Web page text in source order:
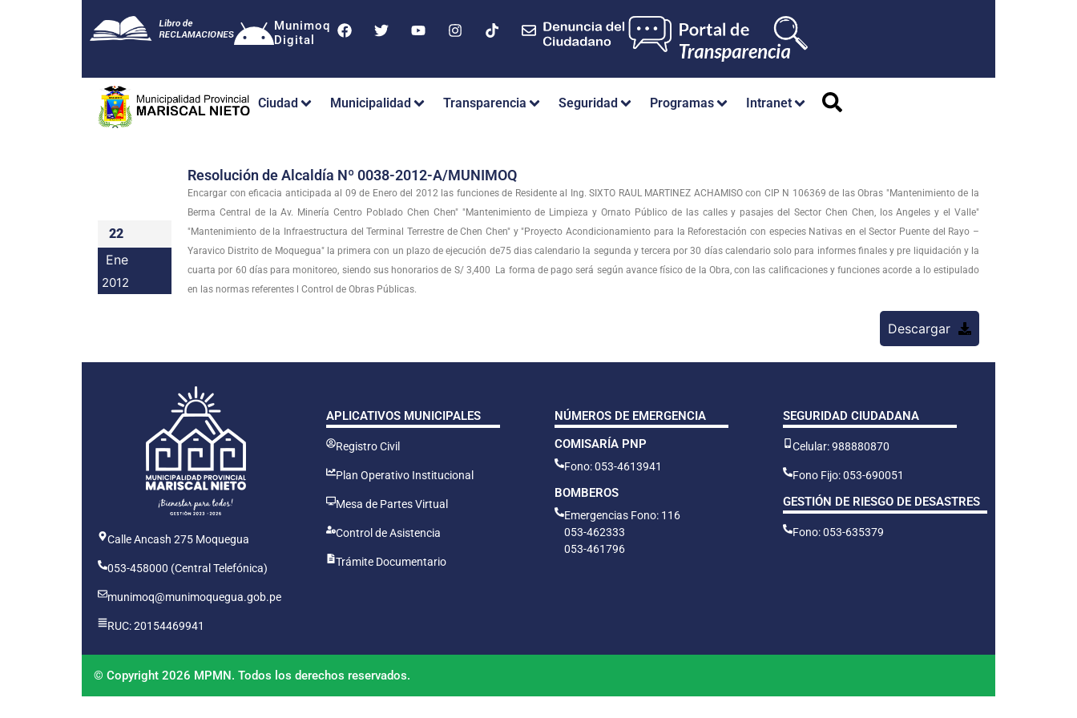
Munimoq
Digital
Ciudad Municipalidad Transparencia Seguridad Programas Intranet
22
Ene
2012
Resolución de Alcaldía Nº 0038-2012-A/MUNIMOQ
Encargar con eficacia anticipada al 09 de Enero del 2012 las funciones de Residente al Ing. SIXTO RAUL MARTINEZ ACHAMISO con CIP N 106369 de las Obras "Mantenimiento de la
Berma Central de la Av. Minería Centro Poblado Chen Chen" "Mantenimiento de Limpieza y Ornato Público de las calles y pasajes del Sector Chen Chen, los Angeles y el Valle"
"Mantenimiento de la Infraestructura del Terminal Terrestre de Chen Chen" y "Proyecto Acondicionamiento para la Reforestación con especies Nativas en el Sector Puente del Rayo –
Yaravico Distrito de Moquegua" la primera con un plazo de ejecución de75 dias calendario la segunda y tercera por 30 días calendario solo para informes finales y pre liquidación y la
cuarta por 60 días para monitoreo, siendo sus honorarios de S/ 3,400 La forma de pago será según avance físico de la Obra, con las calificaciones y funciones acorde a lo estipulado
en las normas referentes l Control de Obras Públicas.
Descargar
Calle Ancash 275 Moquegua
053-458000 (Central Telefónica)
munimoq@munimoquegua.gob.pe
RUC: 20154469941
APLICATIVOS MUNICIPALES
Registro Civil
Plan Operativo Institucional
Mesa de Partes Virtual
Control de Asistencia
Trámite Documentario
NÚMEROS DE EMERGENCIA
COMISARÍA PNP
Fono: 053-4613941
BOMBEROS
Emergencias Fono: 116
053-462333
053-461796
SEGURIDAD CIUDADANA
Celular: 988880870
Fono Fijo: 053-690051
GESTIÓN DE RIESGO DE DESASTRES
Fono: 053-635379
© Copyright 2026 MPMN. Todos los derechos reservados.